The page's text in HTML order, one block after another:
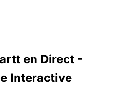
en Direct -
Interactive